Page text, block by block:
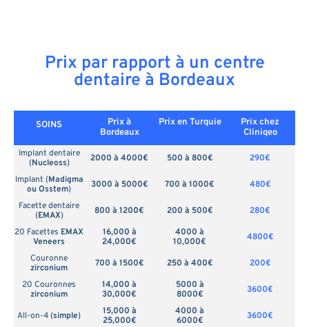
Prix par rapport à un centre
dentaire à Bordeaux
SOINS
Prix à
Bordeaux
Prix en Turquie
Prix chez
Cliniqeo
Implant dentaire
(Nucleoss) 2000 à 4000€ 500 à 800€
290€
Implant (Madigma
ou Osstem) 3000 à 5000€ 700 à 1000€
480€
Facette dentaire
(EMAX) 800 à 1200€ 200 à 500€
280€
20 Facettes EMAX
Veneers
16,000 à
24,000€
4000 à
10,000€
4800€
Couronne
zirconium
700 à 1500€ 250 à 400€
200€
20 Couronnes
zirconium
14,000 à
30,000€
5000 à
8000€
3600€
All-on-4 (simple)
15,000 à
25,000€
4000 à
6000€
3600€